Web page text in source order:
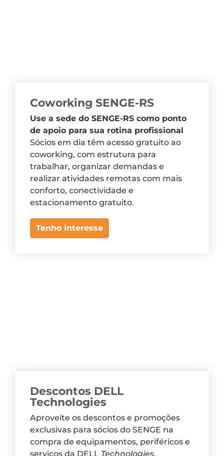
Coworking SENGE-RS
Use a sede do SENGE-RS como ponto
de apoio para sua rotina profissional
Sócios em dia têm acesso gratuito ao
coworking, com estrutura para
trabalhar, organizar demandas e
realizar atividades remotas com mais
conforto, conectividade e
estacionamento gratuito.
Tenho interesse
Descontos DELL
Technologies
Aproveite os descontos e promoções
exclusivas para sócios do SENGE na
compra de equipamentos, periféricos e
serviços da DELL Technologies.